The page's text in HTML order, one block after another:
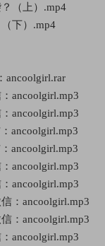
（上）.mp4
下）.mp4
ancoolgirl.mp3
ancoolgirl.mp3
ancoolgirl.mp3
ancoolgirl.mp3
ancoolgirl.mp3
ancoolgirl.mp3
：ancoolgirl.mp3
：ancoolgirl.mp3
ancoolgirl.mp3